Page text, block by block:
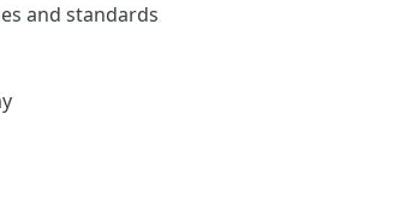
and standards